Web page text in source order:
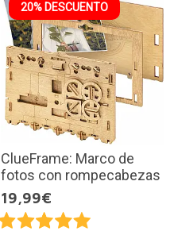
20% DESCUENTO
ClueFrame: Marco de
fotos con rompecabezas
19,99€